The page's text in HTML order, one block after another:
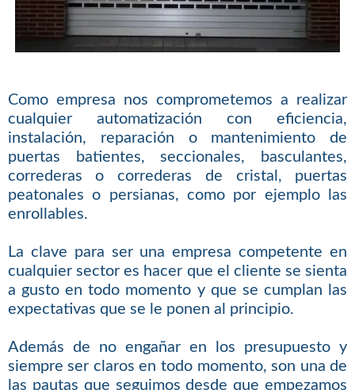
Como empresa nos comprometemos a realizar
cualquier automatización con eficiencia,
instalación, reparación o mantenimiento de
puertas batientes, seccionales, basculantes,
correderas o correderas de cristal, puertas
peatonales o persianas, como por ejemplo las
enrollables.
La clave para ser una empresa competente en
cualquier sector es hacer que el cliente se sienta
a gusto en todo momento y que se cumplan las
expectativas que se le ponen al principio.
Además de no engañar en los presupuesto y
siempre ser claros en todo momento, son una de
las pautas que seguimos desde que empezamos